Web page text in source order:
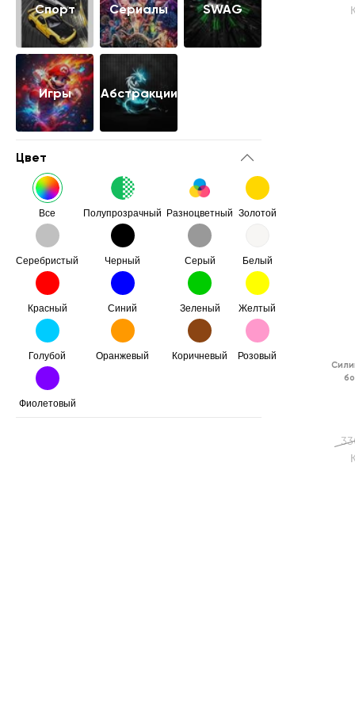
Cпорт Сериалы SWAG
Игры Абстракции
Цвет
Все Полупрозрачный Разноцветный Золотой
Серебристый Черный Серый Белый
Красный Синий Зеленый Желтый
Голубой Оранжевый Коричневый Розовый
Фиолетовый